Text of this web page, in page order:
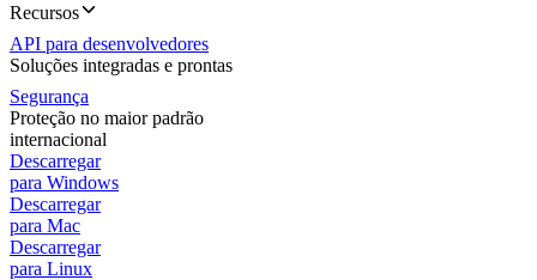
Recursos
API para desenvolvedores
Soluções integradas e prontas
Segurança
Proteção no maior padrão
internacional
Descarregar
para Windows
Descarregar
para Mac
Descarregar
para Linux